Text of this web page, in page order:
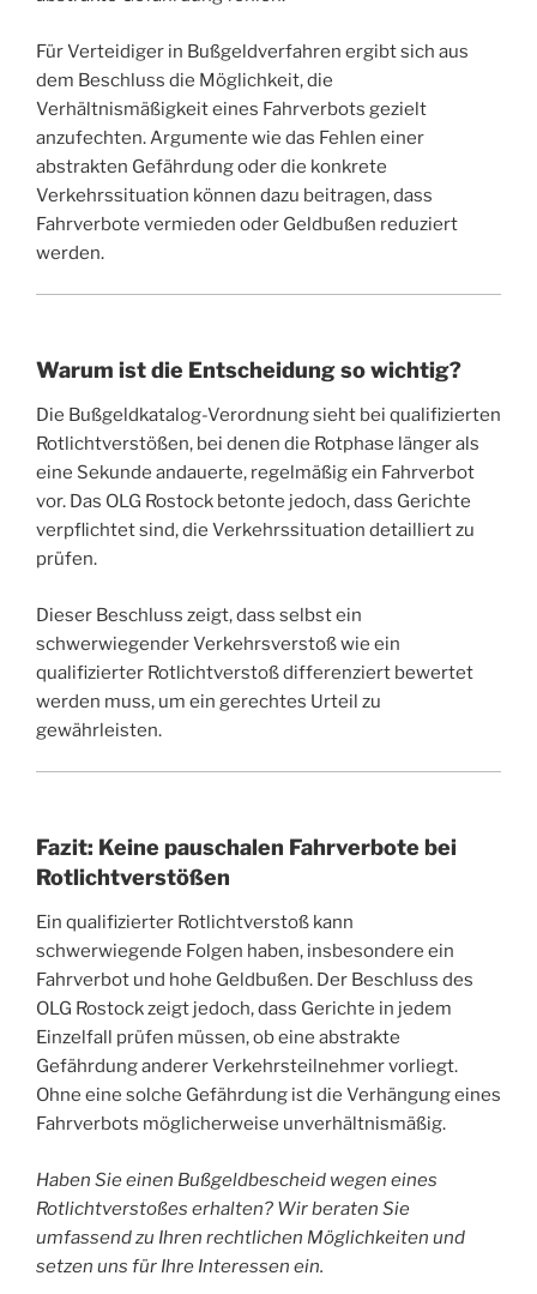
Für Verteidiger in Bußgeldverfahren ergibt sich aus
dem Beschluss die Möglichkeit, die
Verhältnismäßigkeit eines Fahrverbots gezielt
anzufechten. Argumente wie das Fehlen einer
abstrakten Gefährdung oder die konkrete
Verkehrssituation können dazu beitragen, dass
Fahrverbote vermieden oder Geldbußen reduziert
werden.
Warum ist die Entscheidung so wichtig?
Die Bußgeldkatalog-Verordnung sieht bei qualifizierten
Rotlichtverstößen, bei denen die Rotphase länger als
eine Sekunde andauerte, regelmäßig ein Fahrverbot
vor. Das OLG Rostock betonte jedoch, dass Gerichte
verpflichtet sind, die Verkehrssituation detailliert zu
prüfen.
Dieser Beschluss zeigt, dass selbst ein
schwerwiegender Verkehrsverstoß wie ein
qualifizierter Rotlichtverstoß differenziert bewertet
werden muss, um ein gerechtes Urteil zu
gewährleisten.
Fazit: Keine pauschalen Fahrverbote bei
Rotlichtverstößen
Ein qualifizierter Rotlichtverstoß kann
schwerwiegende Folgen haben, insbesondere ein
Fahrverbot und hohe Geldbußen. Der Beschluss des
OLG Rostock zeigt jedoch, dass Gerichte in jedem
Einzelfall prüfen müssen, ob eine abstrakte
Gefährdung anderer Verkehrsteilnehmer vorliegt.
Ohne eine solche Gefährdung ist die Verhängung eines
Fahrverbots möglicherweise unverhältnismäßig.
Haben Sie einen Bußgeldbescheid wegen eines
Rotlichtverstoßes erhalten? Wir beraten Sie
umfassend zu Ihren rechtlichen Möglichkeiten und
setzen uns für Ihre Interessen ein.